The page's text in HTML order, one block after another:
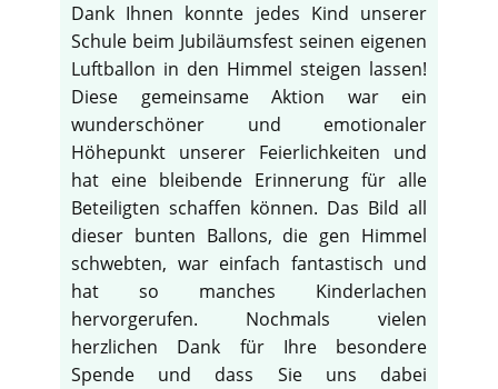
Dank Ihnen konnte jedes Kind unserer
Schule beim Jubiläumsfest seinen eigenen
Luftballon in den Himmel steigen lassen!
Diese gemeinsame Aktion war ein
wunderschöner und emotionaler
Höhepunkt unserer Feierlichkeiten und
hat eine bleibende Erinnerung für alle
Beteiligten schaffen können. Das Bild all
dieser bunten Ballons, die gen Himmel
schwebten, war einfach fantastisch und
hat so manches Kinderlachen
hervorgerufen. Nochmals vielen
herzlichen Dank für Ihre besondere
Spende und dass Sie uns dabei